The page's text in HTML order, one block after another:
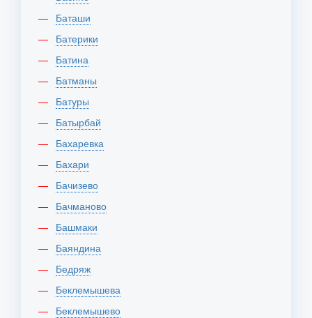
Баташи
Батерики
Батина
Батманы
Батуры
Батырбай
Бахаревка
Бахари
Бачизево
Бачманово
Башмаки
Баяндина
Бедряж
Беклемышева
Беклемышево